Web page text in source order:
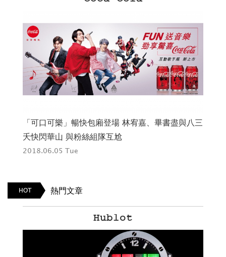
「可口可樂」暢快包廂登場 林宥嘉、畢書盡與八三
夭快閃華山 與粉絲組隊互尬
2018.06.05 Tue
HOT 熱門文章
Hublot